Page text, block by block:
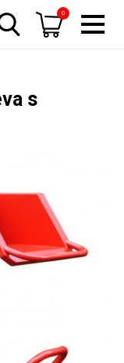
0
s